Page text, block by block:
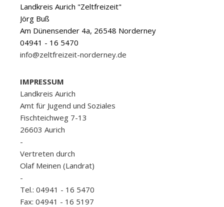
Landkreis Aurich "Zeltfreizeit"
Jörg Buß
Am Dünensender 4a, 26548 Norderney
04941 - 16 5470
info@zeltfreizeit-norderney.de
IMPRESSUM
Landkreis Aurich
Amt für Jugend und Soziales
Fischteichweg 7-13
26603 Aurich
-
Vertreten durch
Olaf Meinen (Landrat)
-
Tel.: 04941 - 16 5470
Fax: 04941 - 16 5197